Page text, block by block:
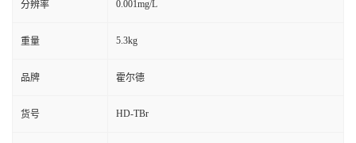
分辨率 0.001mg/L
重量 5.3kg
品牌 霍尔德
货号 HD-TBr